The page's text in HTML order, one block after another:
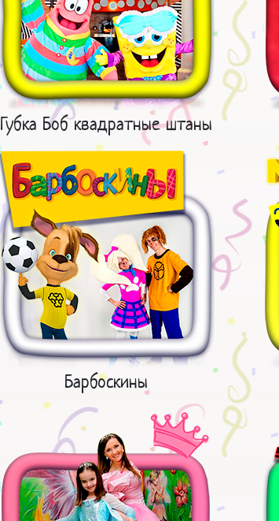
Губка Боб квадратные штаны
Барбоскины